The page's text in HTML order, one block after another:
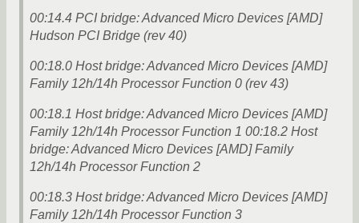
00:14.4 PCI bridge: Advanced Micro Devices [AMD]
Hudson PCI Bridge (rev 40)
00:18.0 Host bridge: Advanced Micro Devices [AMD]
Family 12h/14h Processor Function 0 (rev 43)
00:18.1 Host bridge: Advanced Micro Devices [AMD]
Family 12h/14h Processor Function 1 00:18.2 Host
bridge: Advanced Micro Devices [AMD] Family
12h/14h Processor Function 2
00:18.3 Host bridge: Advanced Micro Devices [AMD]
Family 12h/14h Processor Function 3